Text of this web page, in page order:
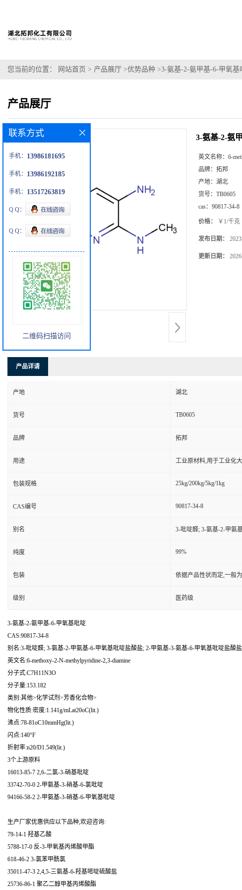
您当前的位置： 网站首页 > 产品展厅 >优势品种 >3-氨基-2-氨甲基-6-甲氧基
产品展厅
3-氨基-2-氨
英文名称： 6-
品牌： 拓邦
产地： 湖北
货号： TB0605
cas： 90817-34-8
价格： ￥1/千克
发布日期：
更新日期：
产品详请
产地 湖北
货号 TB0605
品牌 拓邦
用途 工业原材料,用于工业化
包装规格 25kg/200kg/5kg/1kg
CAS编号 90817-34-8
别名 3-吡啶醛; 3-氨基-2-甲氨
纯度 99%
包装 依据产品性状而定,一般
级别 医药级
3-氨基-2-氨甲基-6-甲氧基吡啶
CAS:90817-34-8
别名:3-吡啶醛; 3-氨基-2-甲氨基-6-甲氧基吡啶盐酸盐; 2-甲氨基-3-氨基-6-甲氧基吡啶盐酸
英文名:6-methoxy-2-N-methylpyridine-2,3-diamine
分子式:C7H11N3O
分子量:153.182
类别:其他>化学试剂>芳香化合物>
物化性质:密度:1.141g/mLat20oC(lit.)
沸点:78-81oC10mmHg(lit.)
闪点:140°F
折射率:n20/D1.549(lit.)
3个上游原料
16013-85-7 2,6-二氯-3-硝基吡啶
33742-70-0 2-甲氨基-3-硝基-6-氯吡啶
94166-58-2 2-甲氨基-3-硝基-6-甲氧基吡啶
生产厂家优惠供应以下品种,欢迎咨询:
79-14-1 羟基乙酸
5788-17-0 反-3-甲氧基丙烯酸甲酯
618-46-2 3-氯苯甲酰氯
35011-47-3 2,4,5-三氨基-6-羟基嘧啶硫酸盐
25736-86-1 聚乙二醇甲基丙烯酸酯
联系方式
手机： 13986181695
手机： 13986192185
手机： 13517263819
Q Q：
Q Q：
二维码扫描访问